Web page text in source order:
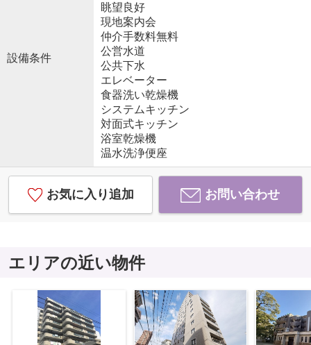
設備条件
眺望良好
現地案内会
仲介手数料無料
公営水道
公共下水
エレベーター
食器洗い乾燥機
システムキッチン
対面式キッチン
浴室乾燥機
温水洗浄便座
お気に入り追加 お問い合わせ
エリアの近い物件